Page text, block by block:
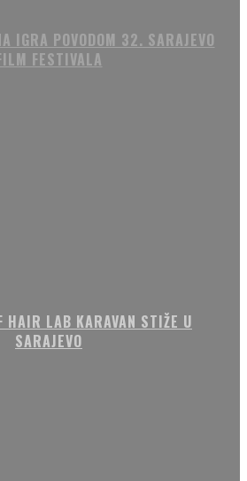
IGRA POVODOM 32. SARAJEVO
FESTIVALA
HAIR LAB KARAVAN STIŽE U
SARAJEVO